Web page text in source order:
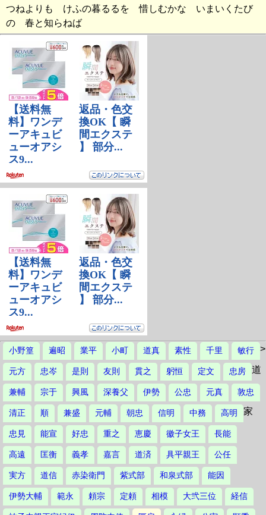
つねよりも けふの暮るるを 惜しむかな いまいくたび
の 春と知らねば
小野篁 遍昭 業平 小町 道真 素性 千里 敏行
元方 忠岑 是則 友則 貫之 躬恒 定文 忠房
兼輔 宗于 興風 深養父 伊勢 公忠 元真 敦忠
清正 順 兼盛 元輔 朝忠 信明 中務 高明
忠見 能宣 好忠 重之 恵慶 徽子女王 長能
高遠 匡衡 義孝 嘉言 道済 具平親王 公任
実方 道信 赤染衛門 紫式部 和泉式部 能因
伊勢大輔 範永 頼宗 定頼 相模 大弐三位 経信
>
道
家